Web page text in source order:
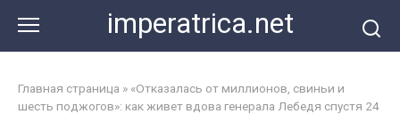
контенту
imperatrica.net
Главная страница » «Отказалась от миллионов, свиньи и
шесть поджогов»: как живет вдова генерала Лебедя спустя 24